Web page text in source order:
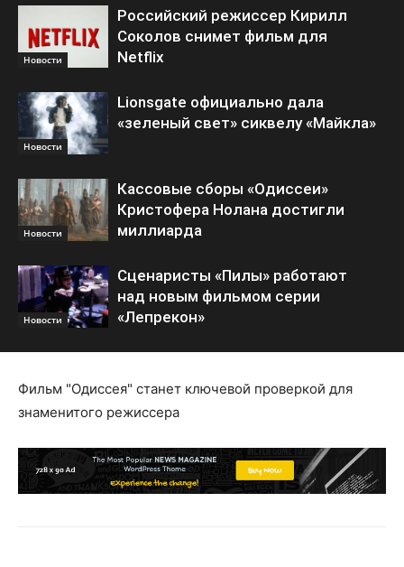
Новости
Российский режиссер Кирилл
Соколов снимет фильм для
Netflix
Новости
Lionsgate официально дала
«зеленый свет» сиквелу «Майкла»
Новости
Кассовые сборы «Одиссеи»
Кристофера Нолана достигли
миллиарда
Новости
Сценаристы «Пилы» работают
над новым фильмом серии
«Лепрекон»
Фильм "Одиссея" станет ключевой проверкой для
знаменитого режиссера